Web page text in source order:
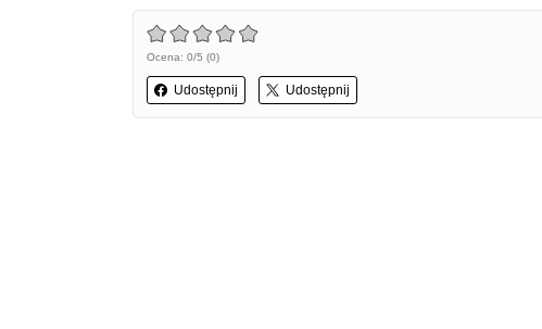
Ocena: 0/5 (0)
Udostępnij Udostępnij